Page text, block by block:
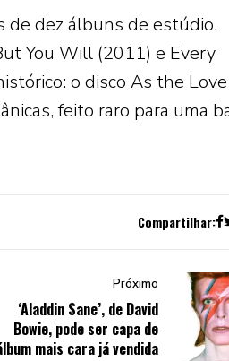
de dez álbuns de estúdio,
You Will (2011) e Every
o disco As the Love
feito raro para uma
Compartilhar:
Próximo
‘Aladdin Sane’, de David
Bowie, pode ser capa de
mais cara já vendida